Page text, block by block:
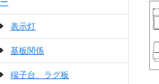
ー
表示灯
基板関係
端子台、ラグ板